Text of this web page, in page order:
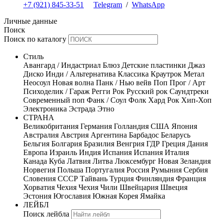
+7 (921) 845-33-51
Telegram / WhatsApp
Личные данные
Поиск
Поиск по каталогу
Стиль
Авангард / Индастриал Блюз Детские пластинки Джаз
Диско Инди / Альтернатива Классика Краутрок Метал
Неосоул Новая волна Панк / Нью вейв Поп Прог / Арт
Психоделик / Гараж Регги Рок Русский рок Саундтреки
Современный поп Фанк / Соул Фолк Хард Рок Хип-Хоп
Электроника Эстрада Этно
СТРАНА
Великобритания Германия Голландия США Япония
Австралия Австрия Аргентина Барбадос Беларусь
Бельгия Болгария Бразилия Венгрия ГДР Греция Дания
Европа Израиль Индия Испания Испания Италия
Канада Куба Латвия Литва Люксембург Новая Зеландия
Норвегия Польша Португалия Россия Румыния Сербия
Словения СССР Тайвань Турция Финляндия Франция
Хорватия Чехия Чехия Чили Швейцария Швеция
Эстония Югославия Южная Корея Ямайка
ЛЕЙБЛ
Поиск лейбла